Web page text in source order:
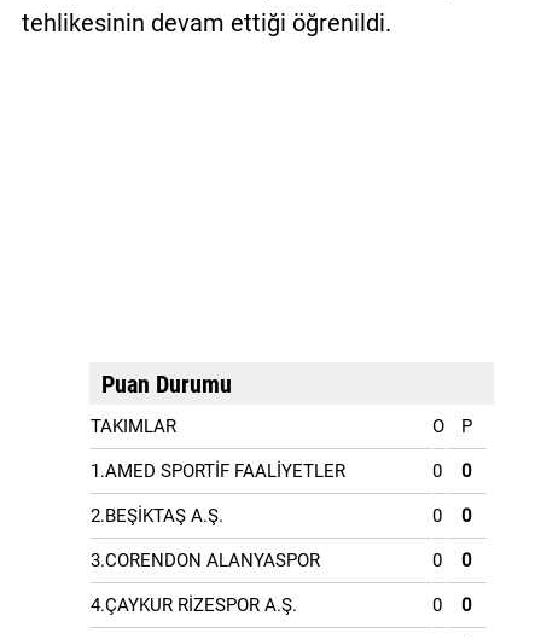
tehlikesinin devam ettiği öğrenildi.
Puan Durumu
TAKIMLAR O P
1.AMED SPORTİF FAALİYETLER 0 0
2.BEŞİKTAŞ A.Ş. 0 0
3.CORENDON ALANYASPOR 0 0
4.ÇAYKUR RİZESPOR A.Ş. 0 0